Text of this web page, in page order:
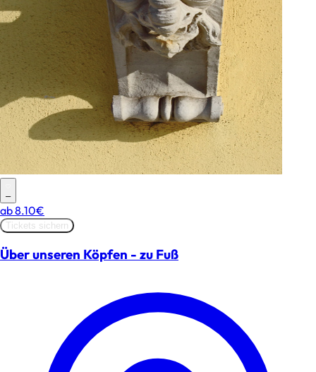
–
ab8.10€
Tickets sichern
Über unseren Köpfen - zu Fuß